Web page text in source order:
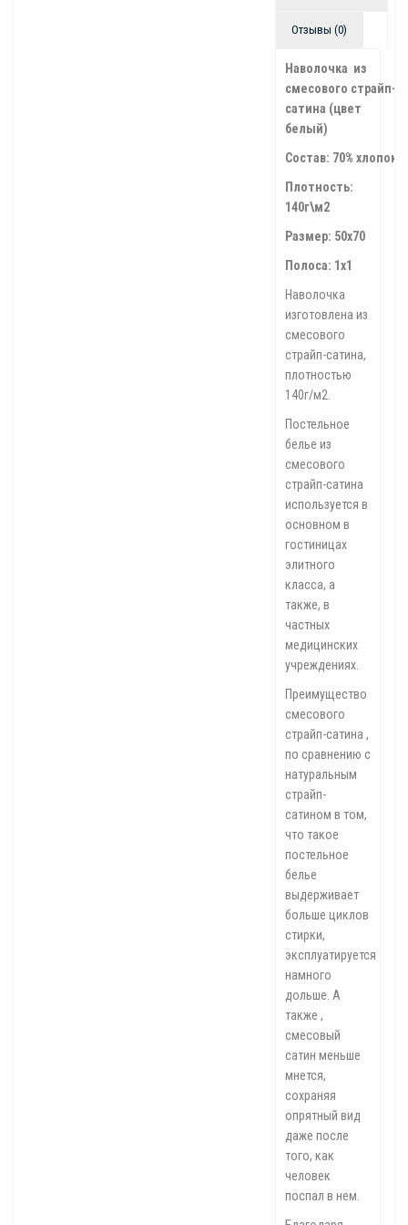
Отзывы (0)
Наволочка из
смесового страйп-
сатина (цвет
белый)
Состав: 70% хлопок,
Плотность:
140г\м2
Размер: 50х70
Полоса: 1х1
Наволочка
изготовлена из
смесового
страйп-сатина,
плотностью
140г/м2.
Постельное
белье из
смесового
страйп-сатина
используется в
основном в
гостиницах
элитного
класса, а
также, в
частных
медицинских
учреждениях.
Преимущество
смесового
страйп-сатина ,
по сравнению с
натуральным
страйп-
сатином в том,
что такое
постельное
белье
выдерживает
больше циклов
стирки,
эксплуатируется
намного
дольше. А
также ,
смесовый
сатин меньше
мнется,
сохраняя
опрятный вид
даже после
того, как
человек
поспал в нем.